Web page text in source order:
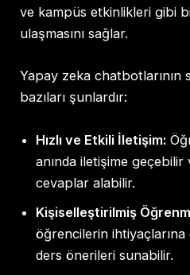
ve kampüs etkinlikleri gibi
ulaşmasını sağlar.
Yapay zeka chatbotlarının
bazıları şunlardır:
Hızlı ve Etkili İletişim:
anında iletişime geçebilir
cevaplar alabilir.
Kişiselleştirilmiş
öğrencilerin
ders önerileri sunabilir.